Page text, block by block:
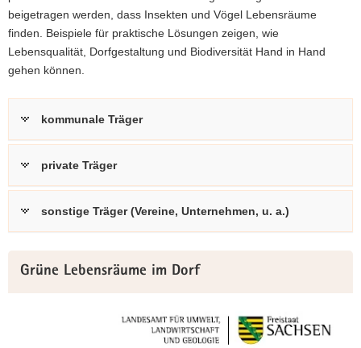
a
t
i
o
beigetragen werden, dass Insekten und Vögel Lebensräume
finden. Beispiele für praktische Lösungen zeigen, wie
Lebensqualität, Dorfgestaltung und Biodiversität Hand in Hand
gehen können.
kommunale Träger
private Träger
sonstige Träger (Vereine, Unternehmen, u. a.)
Grüne Lebensräume im Dorf